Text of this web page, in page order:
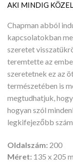
AKI MINDIG
Chapman abból
kapcsolatokban
szeretet
teremtette az
szeretetnek ez az
természetében is
megtudhatjuk,
hogyan szól
legkifejezőbb
Oldalszám: 200
Méret: 135 x 205